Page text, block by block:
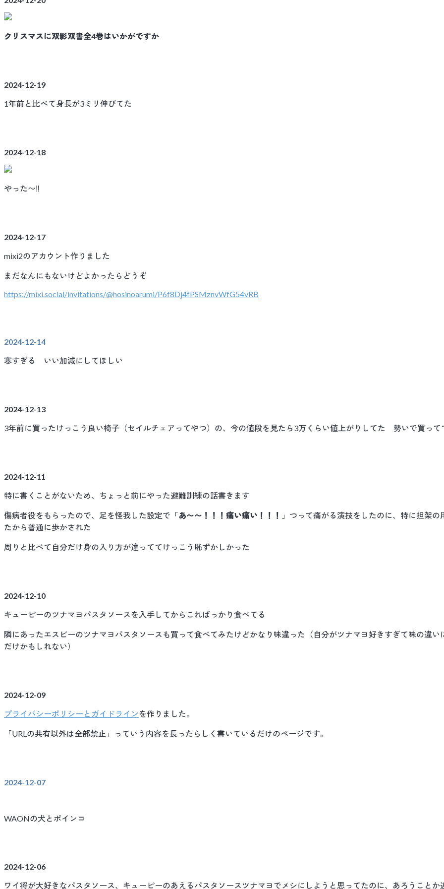
クリスマスに双影双書全4巻はいかがですか
2024-12-19
1年前と比べて身長が3ミリ伸びてた
2024-12-18
やった〜‼️
2024-12-17
mixi2のアカウント作りました
まだなんにもないけどよかったらどうぞ
https://mixi.social/invitations/@hosinoarumi/P6f8Dj4fPSMznvWfG54vRB
2024-12-14
寒すぎる いい加減にしてほしい
2024-12-13
3年前に買ったけっこう良い椅子（セイルチェアってやつ）の、今の値段を見たら3万くらい値上がりしてた 勢いで買って
2024-12-11
特に書くことがないため、ちょっと前にやった避難訓練の話書きます
傷病者役をもらったので、足を怪我した設定で「あ〜〜！！！痛い痛い！！！ 」つって痛がる演技をしたのに、特に担架の
たから普通に歩かされた
周りと比べて自分だけ身の入り方が違っててけっこう恥ずかしかった
2024-12-10
キューピーのツナマヨパスタソースを入手してからこればっかり食べてる
隣にあったエスビーのツナマヨパスタソースも買って食べてみたけどかなり味違った（自分がツナマヨ好きすぎて味の違い
だけかもしれない）
2024-12-09
プライバシーポリシーとガイドライン を作りました。
「URLの共有以外は全部禁止」っていう内容を長ったらしく書いているだけのページです。
2024-12-07
WAONの犬とポインコ
2024-12-06
ワイ将が大好きなパスタソース、キューピーのあえるパスタソースツナマヨでメシにしようと思ってたのに、あろうことか